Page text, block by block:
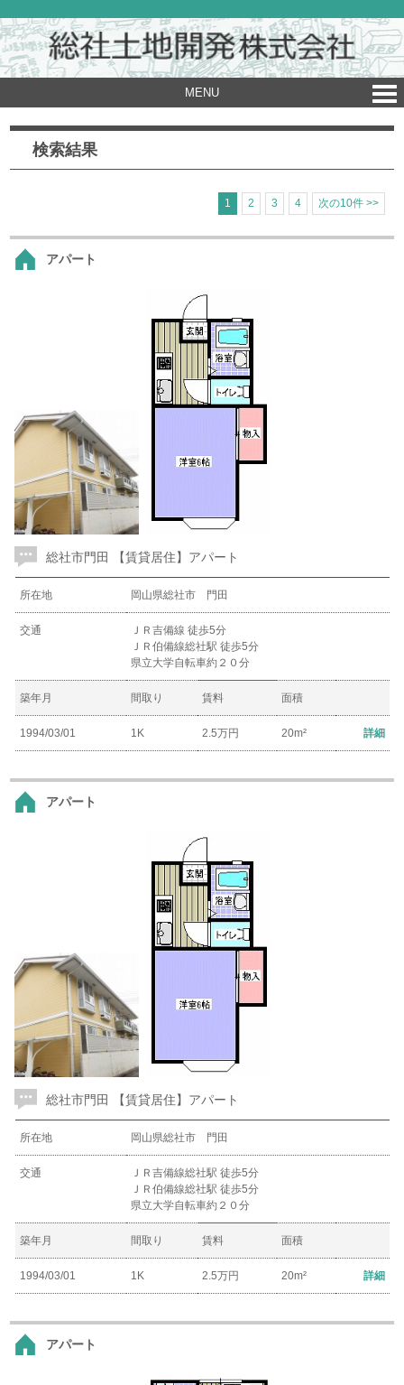
MENU
検索結果
1 2 3 4 次の10件 >>
アパート
総社市門田 【賃貸居住】アパート
所在地 岡山県総社市 門田
交通
ＪＲ吉備線 徒歩5分
ＪＲ伯備線総社駅 徒歩5分
県立大学自転車約２０分
築年月 間取り 賃料 面積
1994/03/01 1K 2.5万円 20m² 詳細
アパート
総社市門田 【賃貸居住】アパート
所在地 岡山県総社市 門田
交通
ＪＲ吉備線総社駅 徒歩5分
ＪＲ伯備線総社駅 徒歩5分
県立大学自転車約２０分
築年月 間取り 賃料 面積
1994/03/01 1K 2.5万円 20m² 詳細
アパート